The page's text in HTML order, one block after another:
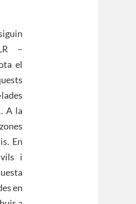
–
el
A la
En
i
en